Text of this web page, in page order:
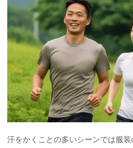
汗をかくことの多いシーンでは服